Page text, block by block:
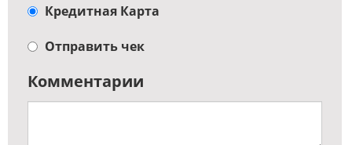
Кредитная Карта
Отправить чек
Комментарии